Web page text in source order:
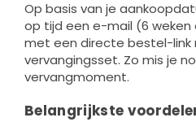
Op basis van je
op tijd een e-mail (6 weken
met een directe bestel-link
vervangingsset. Zo mis je
vervangmoment.
Belangrijkste